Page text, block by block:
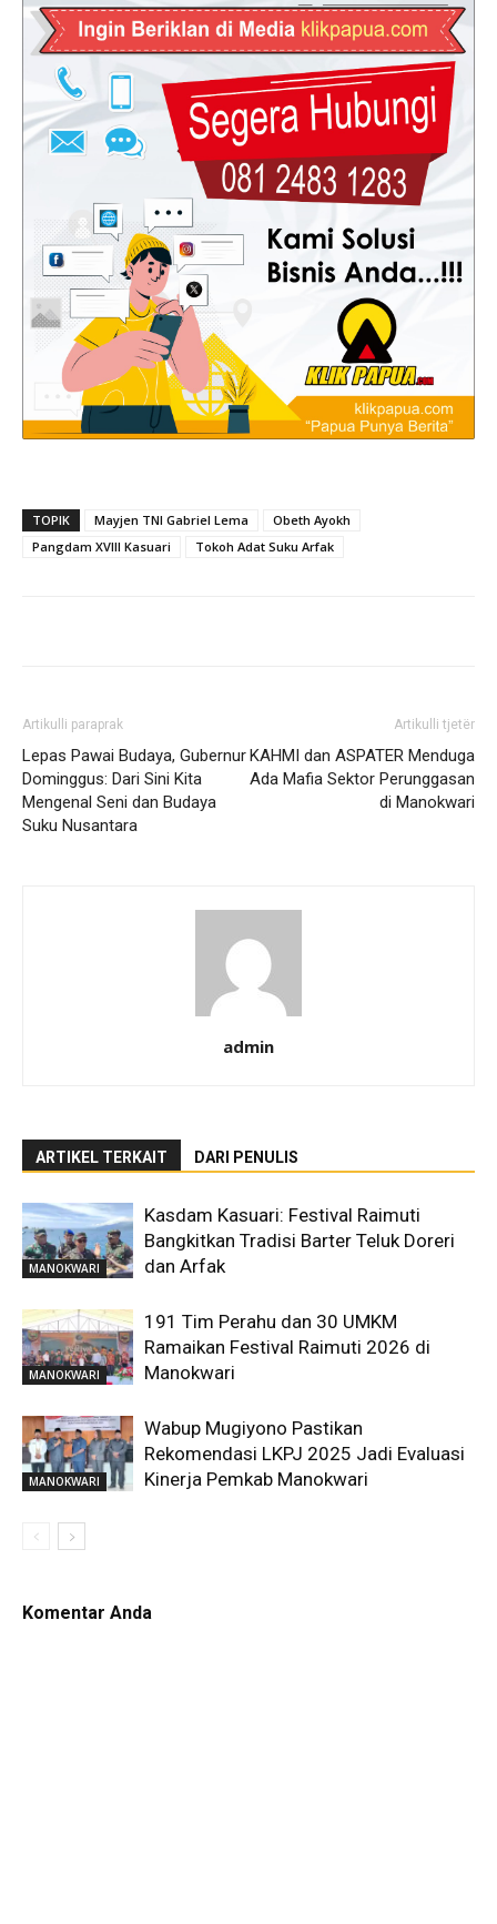
TOPIK Mayjen TNI Gabriel Lema
Obeth Ayokh
Pangdam XVIII Kasuari
Tokoh Adat Suku Arfak
Artikulli paraprak
Lepas Pawai Budaya, Gubernur
Dominggus: Dari Sini Kita
Mengenal Seni dan Budaya
Suku Nusantara
Artikulli tjetër
KAHMI dan ASPATER Menduga
Ada Mafia Sektor Perunggasan
di Manokwari
admin
ARTIKEL TERKAIT DARI PENULIS
MANOKWARI
Kasdam Kasuari: Festival Raimuti
Bangkitkan Tradisi Barter Teluk Doreri
dan Arfak
MANOKWARI
191 Tim Perahu dan 30 UMKM
Ramaikan Festival Raimuti 2026 di
Manokwari
MANOKWARI
Wabup Mugiyono Pastikan
Rekomendasi LKPJ 2025 Jadi Evaluasi
Kinerja Pemkab Manokwari
Komentar Anda